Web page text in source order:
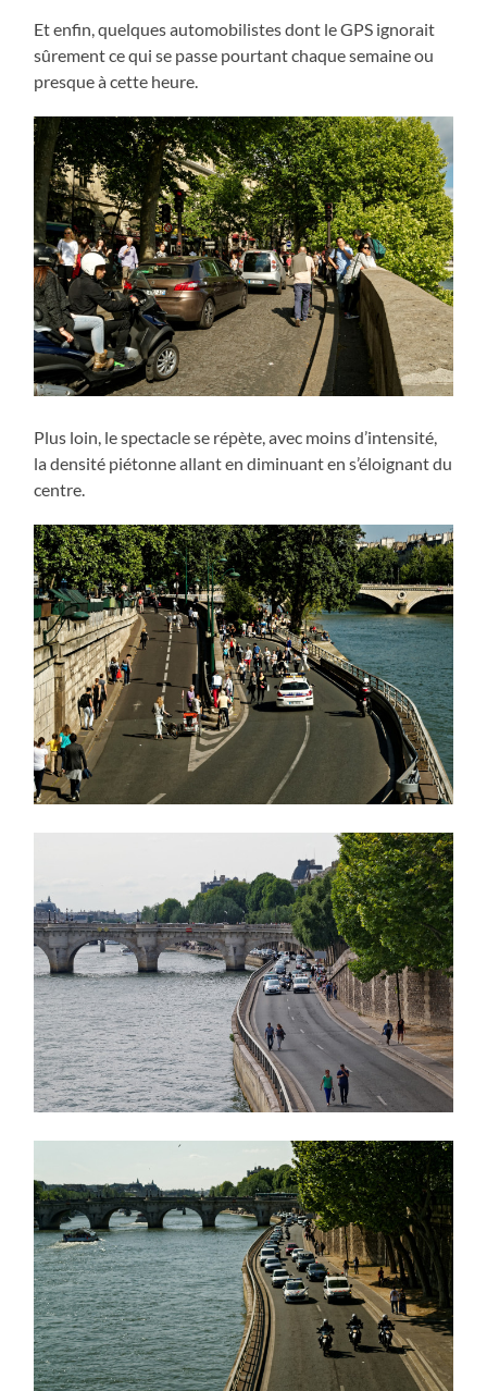
Et enfin, quelques automobilistes dont le GPS ignorait
sûrement ce qui se passe pourtant chaque semaine ou
presque à cette heure.
Plus loin, le spectacle se répète, avec moins d’intensité,
la densité piétonne allant en diminuant en s’éloignant du
centre.